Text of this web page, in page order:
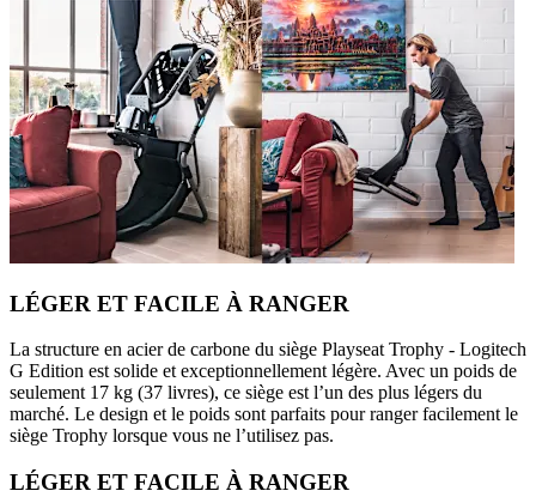
LÉGER ET FACILE À RANGER
La structure en acier de carbone du siège Playseat Trophy - Logitech
G Edition est solide et exceptionnellement légère. Avec un poids de
seulement 17 kg (37 livres), ce siège est l’un des plus légers du
marché. Le design et le poids sont parfaits pour ranger facilement le
siège Trophy lorsque vous ne l’utilisez pas.
LÉGER ET FACILE À RANGER